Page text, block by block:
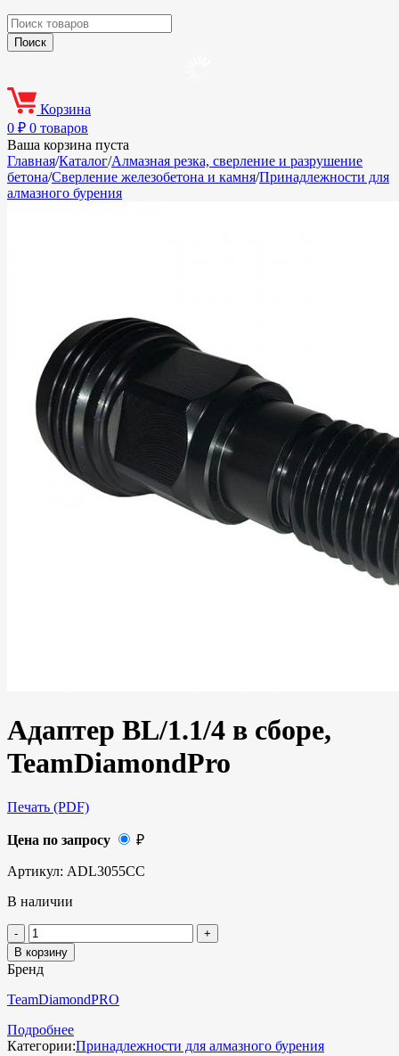
Корзина
0 ₽ 0 товаров
Ваша корзина пуста
Главная/Каталог/Алмазная резка, сверление и разрушение
бетона/Сверление железобетона и камня/Принадлежности для
алмазного бурения
Адаптер BL/1.1/4 в сборе,
TeamDiamondPro
Печать (PDF)
Цена по запросу ₽
Артикул: ADL3055СС
В наличии
В корзину
Бренд
TeamDiamondPRO
Подробнее
Категории:Принадлежности для алмазного бурения